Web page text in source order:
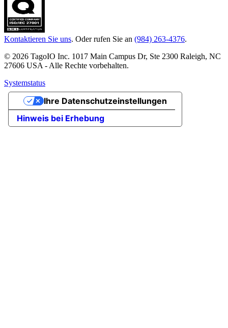
Kontaktieren Sie uns. Oder rufen Sie an (984) 263-4376.
© 2026 TagoIO Inc. 1017 Main Campus Dr, Ste 2300 Raleigh, NC
27606 USA - Alle Rechte vorbehalten.
Systemstatus
Hinweis bei Erhebung
Ihre Datenschutzeinstellungen